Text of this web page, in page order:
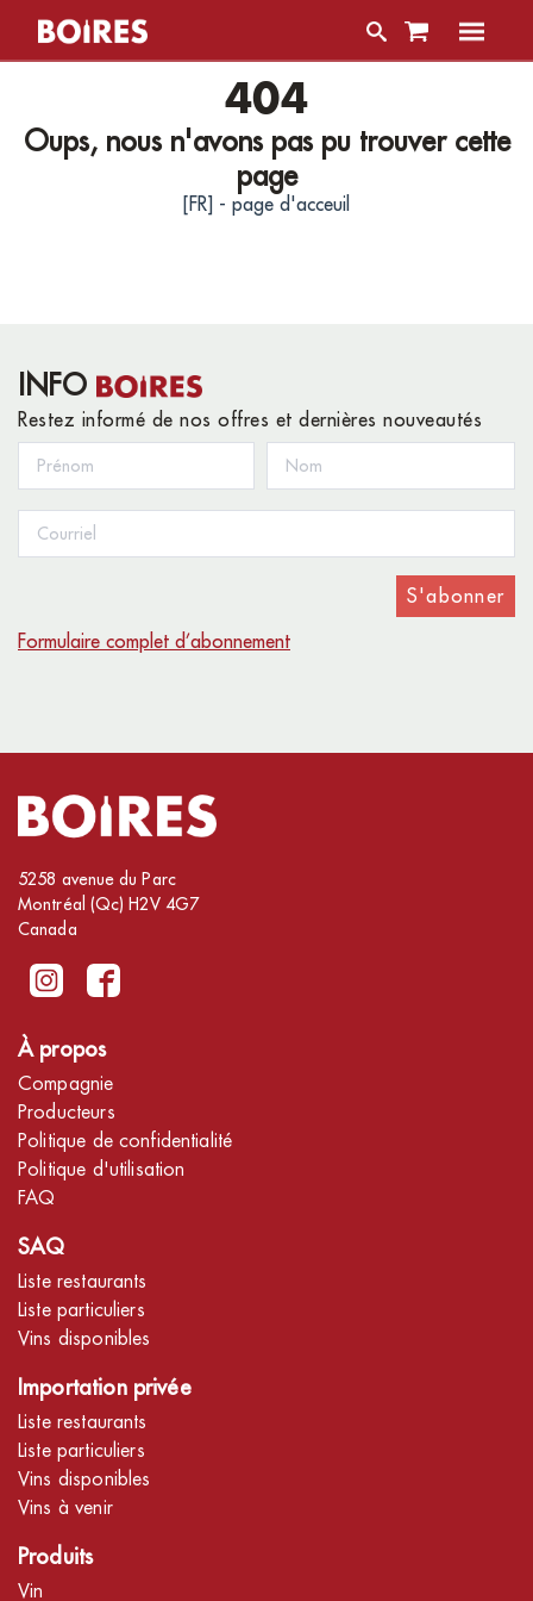
404
Oups, nous n'avons pas pu trouver cette
page
[FR] - page d'acceuil
INFO
Restez informé de nos offres et dernières nouveautés
S'abonner
Formulaire complet d’abonnement
5258 avenue du Parc
Montréal (Qc) H2V 4G7
Canada
À propos
Compagnie
Producteurs
Politique de confidentialité
Politique d'utilisation
FAQ
SAQ
Liste restaurants
Liste particuliers
Vins disponibles
Importation privée
Liste restaurants
Liste particuliers
Vins disponibles
Vins à venir
Produits
Vin